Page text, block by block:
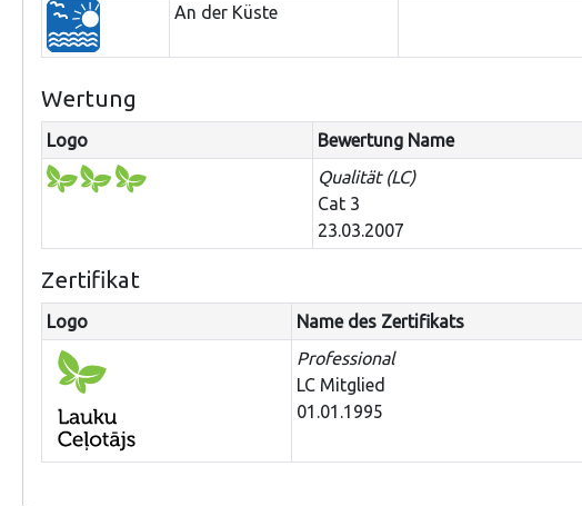
An der Küste
Wertung
Logo Bewertung Name
Qualität (LC)
Cat 3
23.03.2007
Zertifikat
Logo Name des Zertifikats
Professional
LC Mitglied
01.01.1995